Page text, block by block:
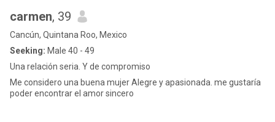
carmen, 39
Cancún, Quintana Roo, Mexico
Seeking: Male 40 - 49
Una relación seria. Y de compromiso
Me considero una buena mujer Alegre y apasionada. me gustaría
poder encontrar el amor sincero